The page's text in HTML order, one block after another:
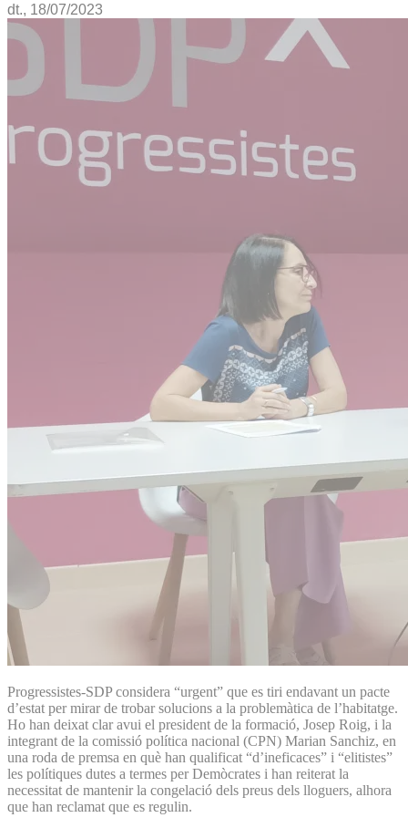
dt., 18/07/2023
Progressistes-SDP considera “urgent” que es tiri endavant un pacte
d’estat per mirar de trobar solucions a la problemàtica de l’habitatge.
Ho han deixat clar avui el president de la formació, Josep Roig, i la
integrant de la comissió política nacional (CPN) Marian Sanchiz, en
una roda de premsa en què han qualificat “d’ineficaces” i “elitistes”
les polítiques dutes a termes per Demòcrates i han reiterat la
necessitat de mantenir la congelació dels preus dels lloguers, alhora
que han reclamat que es regulin.